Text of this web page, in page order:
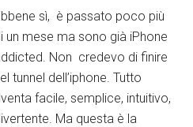
sì, è passato poco più
un mese ma sono già iPhone
Non credevo di finire
tunnel dell’iphone. Tutto
facile, semplice, intuitivo,
Ma questa è la